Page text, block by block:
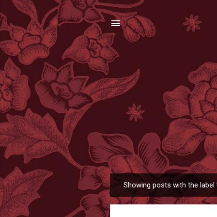
o
Showing posts with the label